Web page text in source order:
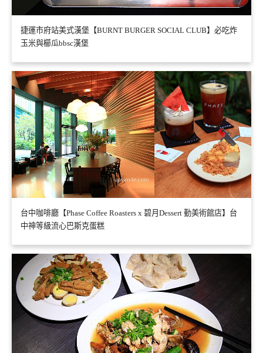
捷運市府站美式漢堡【BURNT BURGER SOCIAL CLUB】必吃炸
玉米與櫛瓜bbsc漢堡
台中咖啡廳【Phase Coffee Roasters x 碧月Dessert 勤美術館店】台
中神等級流心巴斯克蛋糕